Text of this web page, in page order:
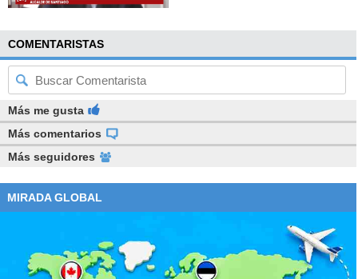
COMENTARISTAS
Más me gusta
Más comentarios
Más seguidores
MIRADA GLOBAL